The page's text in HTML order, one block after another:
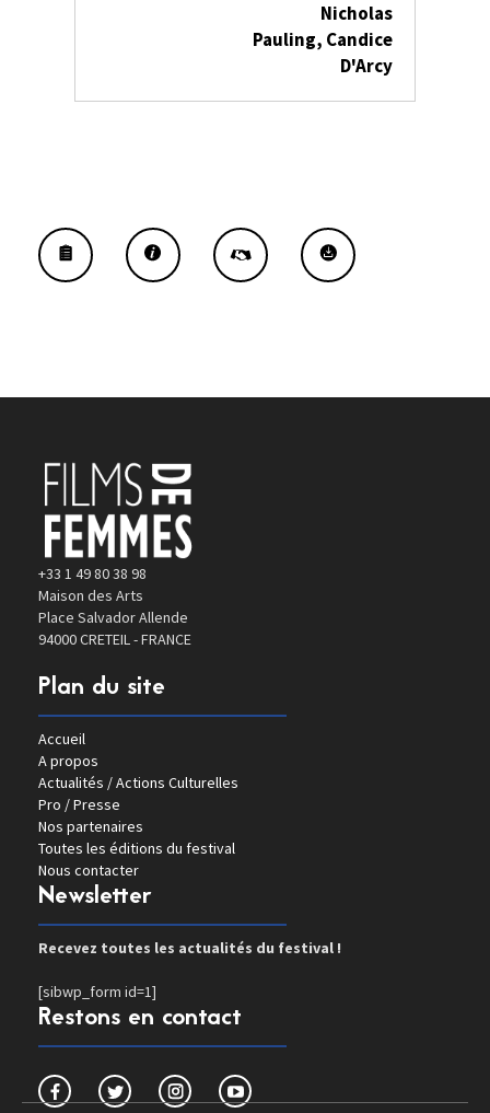
Nicholas
Pauling, Candice
D'Arcy
+33 1 49 80 38 98
Maison des Arts
Place Salvador Allende
94000 CRETEIL - FRANCE
Plan du site
Accueil
A propos
Actualités / Actions Culturelles
Pro / Presse
Nos partenaires
Toutes les éditions du festival
Nous contacter
Newsletter
Recevez toutes les actualités du festival !
[sibwp_form id=1]
Restons en contact